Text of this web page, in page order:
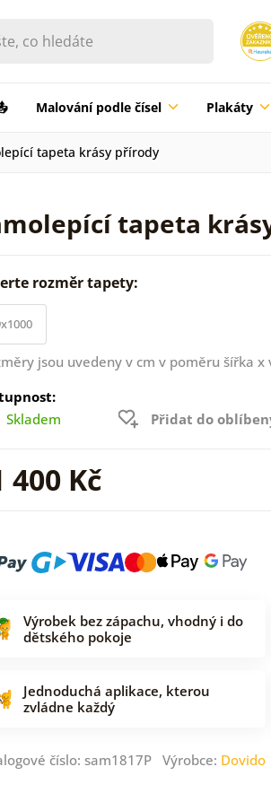
Malování podle čísel Plakáty
tapeta krásy přírody
tapeta
rozměr tapety:
jsou uvedeny v cm v poměru šířka x
Skladem
Přidat do
400 Kč
Výrobek bez zápachu, vhodný i do
dětského pokoje
Jednoduchá aplikace, kterou
zvládne každý
číslo: sam1817P Výrobce: Dovido